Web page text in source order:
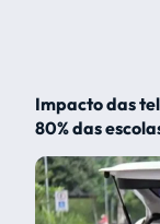
Impacto das
80% das